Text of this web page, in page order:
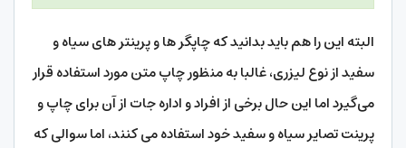
البته این را هم باید بدانید که چاپگر ها و پرینتر های سیاه و
سفید از نوع لیزری، غالبا به منظور چاپ متن مورد استفاده قرار
می‌گیرد اما این حال برخی از افراد و اداره جات از آن برای چاپ و
پرینت تصایر سیاه و سفید خود استفاده می کنند، اما سوالی که